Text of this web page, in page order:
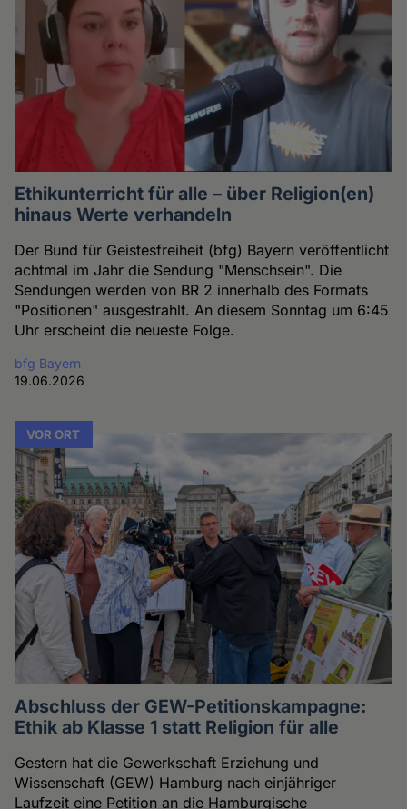
Ethikunterricht für alle – über Religion(en)
hinaus Werte verhandeln
Der Bund für Geistesfreiheit (bfg) Bayern veröffentlicht
achtmal im Jahr die Sendung "Menschsein". Die
Sendungen werden von BR 2 innerhalb des Formats
"Positionen" ausgestrahlt. An diesem Sonntag um 6:45
Uhr erscheint die neueste Folge.
bfg Bayern
19.06.2026
VOR ORT
Abschluss der GEW-Petitionskampagne:
Ethik ab Klasse 1 statt Religion für alle
Gestern hat die Gewerkschaft Erziehung und
Wissenschaft (GEW) Hamburg nach einjähriger
Laufzeit eine Petition an die Hamburgische